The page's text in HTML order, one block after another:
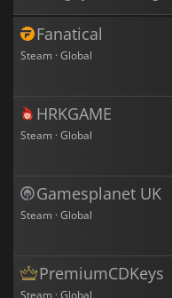
Fanatical
Steam · Global
HRKGAME
Steam · Global
Gamesplanet UK
Steam · Global
PremiumCDKeys
Steam · Global